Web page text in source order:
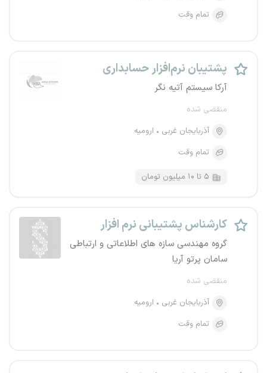
تمام وقت
پشتیبان نرم‌افزار حسابداری
آرکا سیستم آتیه نگر
منقضی شده
آذربایجان غربی
ارومیه
تمام وقت
۵ تا ۱۰ میلیون تومان
کارشناس پشتیبانی نرم افزار
گروه مهندسی سازه های اطلاعاتی و ارتباطی
سامان پرتو آریا
منقضی شده
آذربایجان غربی
ارومیه
تمام وقت